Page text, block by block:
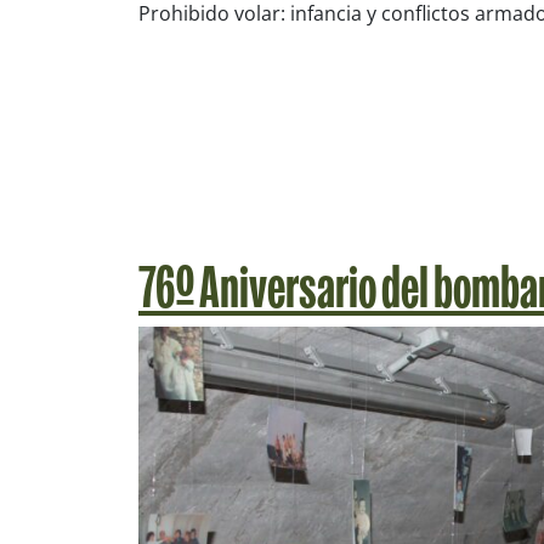
Prohibido volar: infancia y conflictos
76º Aniversario del